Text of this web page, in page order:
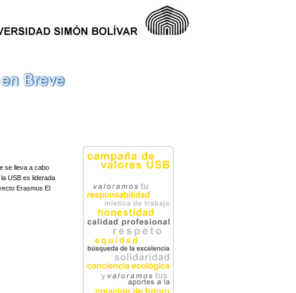
se lleva a cabo
USB es liderada
Erasmus El